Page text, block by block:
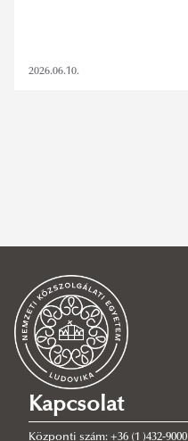
2026.06.10.
Kapcsolat
Központi szám: +36 (1 )432-9000